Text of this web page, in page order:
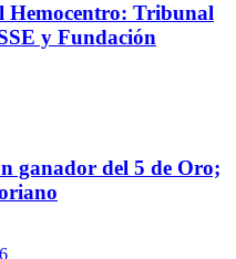
Hemocentro: Tribunal
y Fundación
ganador del 5 de Oro;